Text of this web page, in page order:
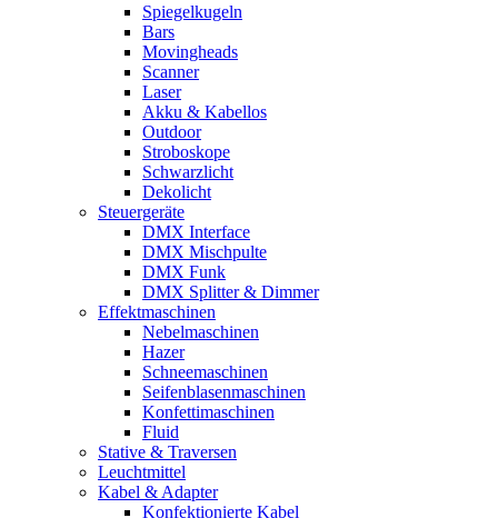
Spiegelkugeln
Bars
Movingheads
Scanner
Laser
Akku & Kabellos
Outdoor
Stroboskope
Schwarzlicht
Dekolicht
Steuergeräte
DMX Interface
DMX Mischpulte
DMX Funk
DMX Splitter & Dimmer
Effektmaschinen
Nebelmaschinen
Hazer
Schneemaschinen
Seifenblasenmaschinen
Konfettimaschinen
Fluid
Stative & Traversen
Leuchtmittel
Kabel & Adapter
Konfektionierte Kabel